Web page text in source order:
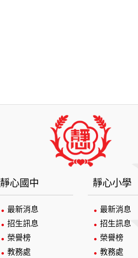
靜心國中
最新消息
招生訊息
榮譽榜
教務處
靜心小學
最新消息
招生訊息
榮譽榜
教務處